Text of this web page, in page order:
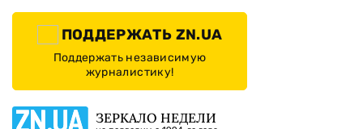
ПОДДЕРЖАТЬ ZN.UA
Поддержать независимую
журналистику!
ЗЕРКАЛО НЕДЕЛИ